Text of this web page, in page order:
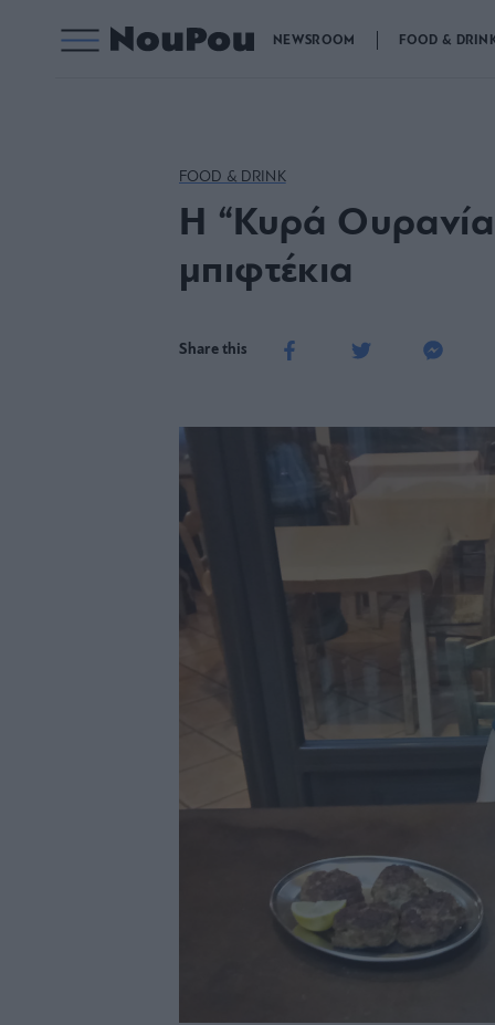
NEWSROOM FOOD &
FOOD & DRINK
Η “Κυρά
μπιφτέκια
Share this